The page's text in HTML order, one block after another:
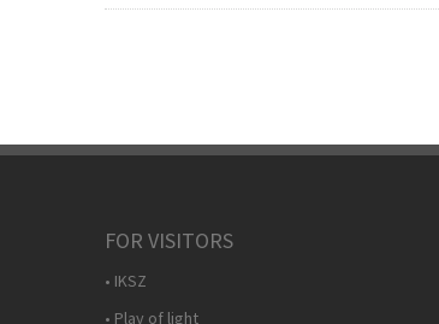
FOR VISITORS
• IKSZ
• Play of light